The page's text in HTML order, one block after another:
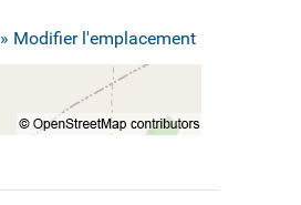
» Modifier l'emplacement